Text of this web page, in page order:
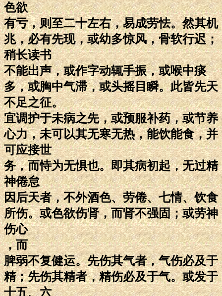
色欲
有亏，则至二十左右，易成劳怯。然其机
兆，必有先现，或幼多惊风，骨软行迟；
稍长读书
不能出声，或作字动辄手振，或喉中痰
多，或胸中气滞，或头摇目瞬。此皆先天
不足之征。
宜调护于未病之先，或预服补药，或节养
心力，未可以其无寒无热，能饮能食，并
可应接世
务，而恃为无惧也。即其病初起，无过精
神倦怠
因后天者，不外酒色、劳倦、七情、饮食
所伤。或色欲伤肾，而肾不强固；或劳神
伤心
，而
脾弱不复健运。先伤其气者，气伤必及于
精；先伤其精者，精伤必及于气。或发于
十五、六